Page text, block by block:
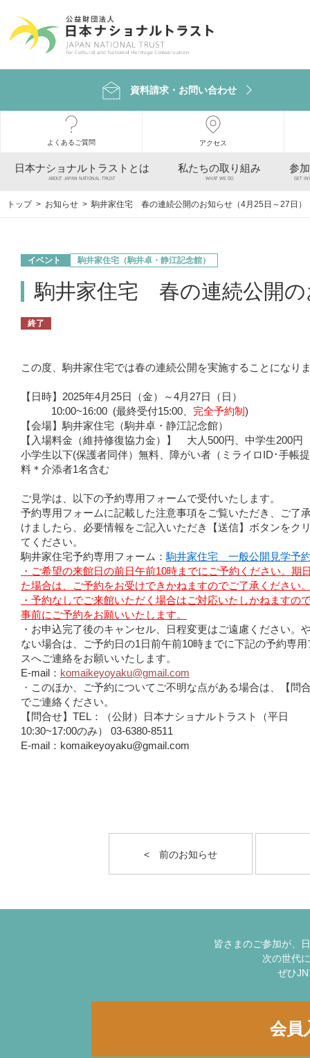
資料請求・お問い合わせ
よくあるご質問 アクセス
日本ナショナルトラストとは
ABOUT JAPAN NATIONAL TRUST
私たちの取り組み
WHAT WE DO
参
GET
トップ > お知らせ > 駒井家住宅 春の連続公開のお知らせ（4月25日～27日）
イベント 駒井家住宅（駒井卓・静江記念館）
駒井家住宅 春の連続公開の
終了
この度、駒井家住宅では春の連続公開を実施することになり
【日時】2025年4月25日（金）～4月27日（日）
10:00~16:00 (最終受付15:00、 完全予約制 )
【会場】駒井家住宅（駒井卓・静江記念館）
【入場料金（維持修復協力金）】 大人500円、中学生200円
小学生以下(保護者同伴）無料、障がい者（ミライロID･手帳
料＊介添者1名含む
ご見学は、以下の予約専用フォームで受付いたします。
予約専用フォームに記載した注意事項をご覧いただき、ご了
けましたら、必要情報をご記入いただき【送信】ボタンをク
てください。
駒井家住宅予約専用フォーム： 駒井家住宅 一般公開見学予
・ご希望の来館日の前日午前10時までにご予約ください。期
た場合は、ご予約をお受けできかねますのでご了承ください
・予約なしでご来館いただく場合はご対応いたしかねますの
事前にご予約をお願いいたします。
・お申込完了後のキャンセル、日程変更はご遠慮ください。
ない場合は、ご予約日の1日前午前10時までに下記の予約専用
スへご連絡をお願いいたします。
E-mail： komaikeyoyaku@gmail.com
・ このほか、ご予約についてご不明な点がある場合は、【問
でご連絡ください。
【問合せ】TEL：（公財）日本ナショナルトラスト（平日
10:30~17:00のみ） 03-6380-8511
E-mail：komaikeyoyaku@gmail.com
< 前のお知らせ
皆さまのご参加が、
次の世代
ぜひ
会員